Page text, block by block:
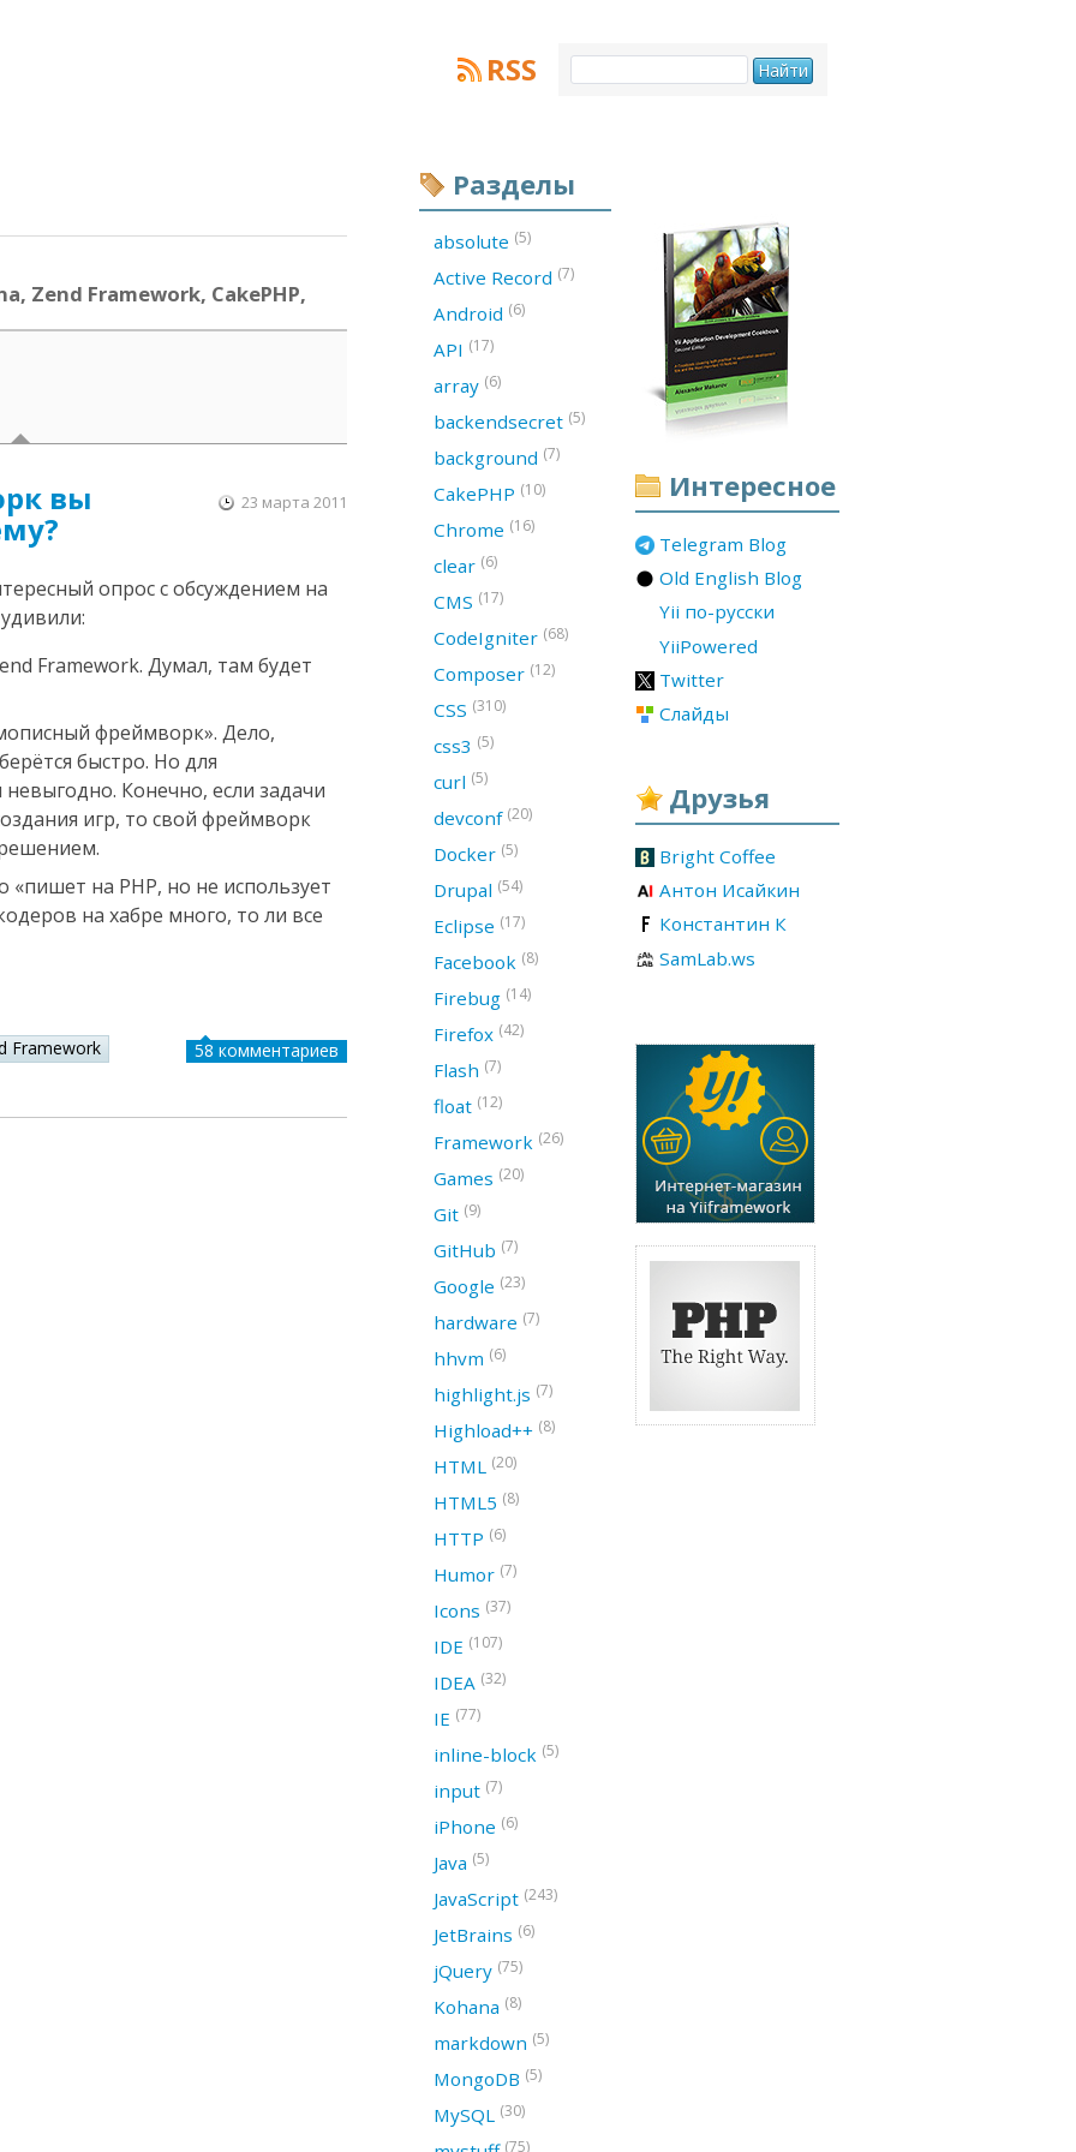
RSS
Zend Framework, CakePHP,
вы 23 марта 2011
опрос с обсуждением на
Framework. Думал, там будет
фреймворк». Дело,
быстро. Но для
Конечно, если задачи
игр, то свой фреймворк
на PHP, но не использует
на хабре много, то ли все
Framework
58 комментариев
Интересное
Telegram Blog
Old English Blog
Yii по-русски
YiiPowered
Twitter
Слайды
Друзья
Bright Coffee
Антон Исайкин
Константин К
SamLab.ws
Разделы
absolute (5)
Active Record (7)
Android (6)
API (17)
array (6)
backendsecret (5)
background (7)
CakePHP (10)
Chrome (16)
clear (6)
CMS (17)
CodeIgniter (68)
Composer (12)
CSS (310)
css3 (5)
curl (5)
devconf (20)
Docker (5)
Drupal (54)
Eclipse (17)
Facebook (8)
Firebug (14)
Firefox (42)
Flash (7)
float (12)
Framework (26)
Games (20)
Git (9)
GitHub (7)
Google (23)
hardware (7)
hhvm (6)
highlight.js (7)
Highload++ (8)
HTML (20)
HTML5 (8)
HTTP (6)
Humor (7)
Icons (37)
IDE (107)
IDEA (32)
IE (77)
inline-block (5)
input (7)
iPhone (6)
Java (5)
JavaScript (243)
JetBrains (6)
jQuery (75)
Kohana (8)
markdown (5)
MongoDB (5)
MySQL (30)
(75)